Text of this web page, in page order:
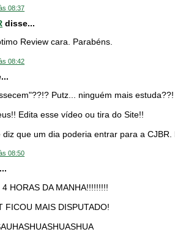
08:37
disse...
Review cara. Parabéns.
08:42
Putz... ninguém mais estuda??!
Edita esse vídeo ou tira do Site!!
diz que um dia poderia entrar para a CJBR.
08:50
HORAS DA MANHA!!!!!!!!!
FICOU MAIS DISPUTADO!